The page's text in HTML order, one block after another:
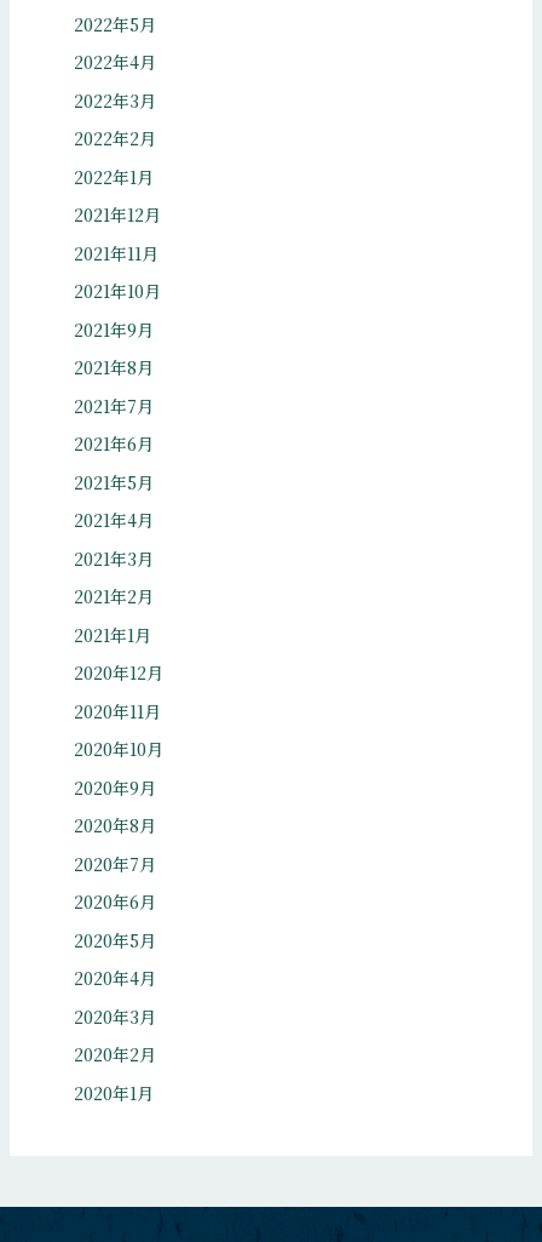
2022年5月
2022年4月
2022年3月
2022年2月
2022年1月
2021年12月
2021年11月
2021年10月
2021年9月
2021年8月
2021年7月
2021年6月
2021年5月
2021年4月
2021年3月
2021年2月
2021年1月
2020年12月
2020年11月
2020年10月
2020年9月
2020年8月
2020年7月
2020年6月
2020年5月
2020年4月
2020年3月
2020年2月
2020年1月